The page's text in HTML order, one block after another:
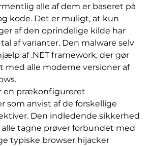
alle af dem er baseret på
kode. Det er muligt, at kun
af den oprindelige kilde har
af varianter. Den malware selv
af .NET framework, der gør
alle moderne versioner af
en prækonfigureret
som anvist af de forskellige
Den indledende sikkerhed
alle tagne prøver forbundet med
typiske browser hijacker